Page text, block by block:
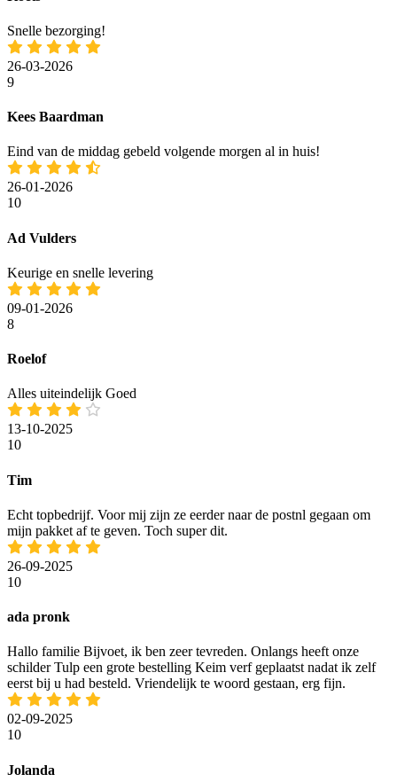
Snelle bezorging!
26-03-2026
9
Kees Baardman
Eind van de middag gebeld volgende morgen al in huis!
26-01-2026
10
Ad Vulders
Keurige en snelle levering
09-01-2026
8
Roelof
Alles uiteindelijk Goed
13-10-2025
10
Tim
Echt topbedrijf. Voor mij zijn ze eerder naar de postnl gegaan om
mijn pakket af te geven. Toch super dit.
26-09-2025
10
ada pronk
Hallo familie Bijvoet, ik ben zeer tevreden. Onlangs heeft onze
schilder Tulp een grote bestelling Keim verf geplaatst nadat ik zelf
eerst bij u had besteld. Vriendelijk te woord gestaan, erg fijn.
02-09-2025
10
Jolanda